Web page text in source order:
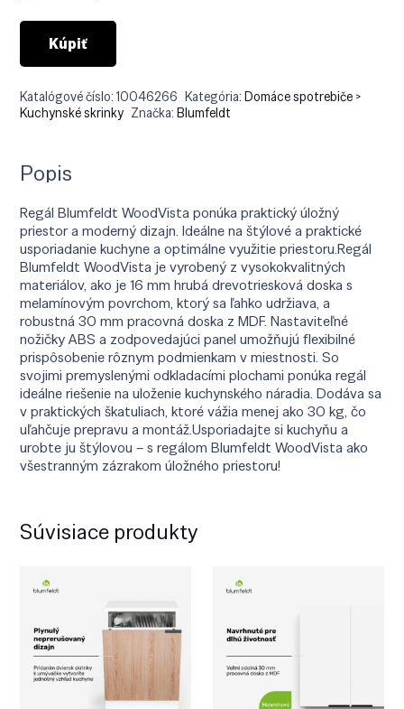
Kúpiť
Katalógové číslo:10046266 Kategória:Domáce spotrebiče >
Kuchynské skrinky Značka:Blumfeldt
Popis
Regál Blumfeldt WoodVista ponúka praktický úložný
priestor a moderný dizajn. Ideálne na štýlové a praktické
usporiadanie kuchyne a optimálne využitie priestoru.Regál
Blumfeldt WoodVista je vyrobený z vysokokvalitných
materiálov, ako je 16 mm hrubá drevotriesková doska s
melamínovým povrchom, ktorý sa ľahko udržiava, a
robustná 30 mm pracovná doska z MDF. Nastaviteľné
nožičky ABS a zodpovedajúci panel umožňujú flexibilné
prispôsobenie rôznym podmienkam v miestnosti. So
svojimi premyslenými odkladacími plochami ponúka regál
ideálne riešenie na uloženie kuchynského náradia. Dodáva sa
v praktických škatuliach, ktoré vážia menej ako 30 kg, čo
uľahčuje prepravu a montáž.Usporiadajte si kuchyňu a
urobte ju štýlovou – s regálom Blumfeldt WoodVista ako
všestranným zázrakom úložného priestoru!
Súvisiace produkty